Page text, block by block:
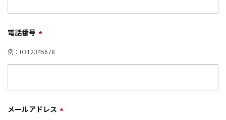
電話番号 *
例：0312345678
メールアドレス *